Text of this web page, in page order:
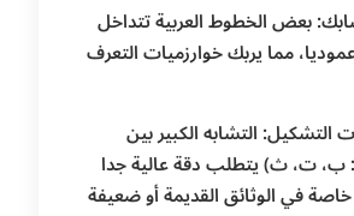
بعض الخطوط العربية تتداخل
مما يربك خوارزميات التعرف
التشكيل: التشابه الكبير بين
ب، ت، ث) يتطلب دقة عالية جدا
خاصة في الوثائق القديمة أو ضعيفة